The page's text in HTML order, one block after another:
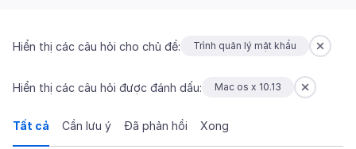
Hiển thị các câu hỏi cho chủ đề: Trình quản lý mật khẩu
Hiển thị các câu hỏi được đánh dấu: Mac os x 10.13
Tất cả Cần lưu ý Đã phản hồi Xong